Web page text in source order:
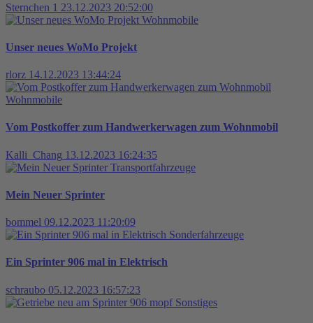
Sternchen 1 23.12.2023 20:52:00
Wohnmobile
Unser neues WoMo Projekt
rlorz 14.12.2023 13:44:24
Wohnmobile
Vom Postkoffer zum Handwerkerwagen zum Wohnmobil
Kalli_Chang 13.12.2023 16:24:35
Transportfahrzeuge
Mein Neuer Sprinter
bommel 09.12.2023 11:20:09
Sonderfahrzeuge
Ein Sprinter 906 mal in Elektrisch
schraubo 05.12.2023 16:57:23
Sonstiges